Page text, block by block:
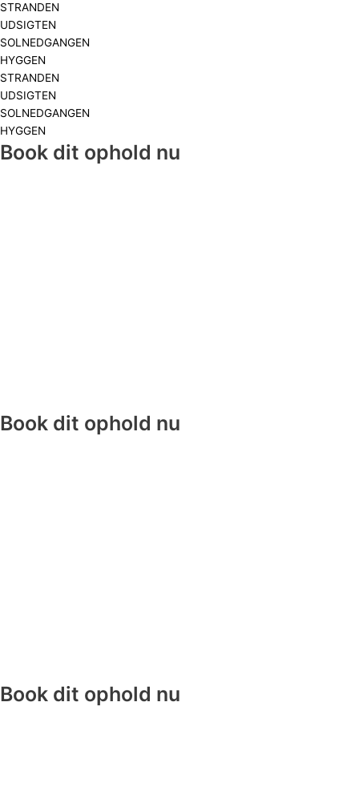
STRANDEN
UDSIGTEN
SOLNEDGANGEN
HYGGEN
STRANDEN
UDSIGTEN
SOLNEDGANGEN
HYGGEN
Book dit ophold nu
Book dit ophold nu
Book dit ophold nu